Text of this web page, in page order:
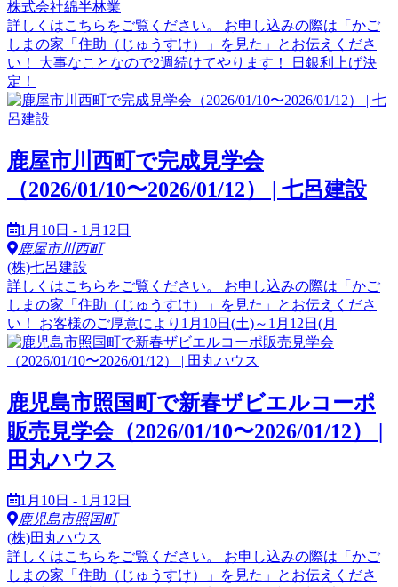
株式会社綿半林業
詳しくはこちらをご覧ください。 お申し込みの際は「かご
しまの家「住助（じゅうすけ）」を見た」とお伝えくださ
い！ 大事なことなので2週続けてやります！ 日銀利上げ決
定！
鹿屋市川西町で完成見学会
（2026/01/10〜2026/01/12） | 七呂建設
1月10日 - 1月12日
鹿屋市川西町
(株)七呂建設
詳しくはこちらをご覧ください。 お申し込みの際は「かご
しまの家「住助（じゅうすけ）」を見た」とお伝えくださ
い！ お客様のご厚意により1月10日(土)～1月12日(月
鹿児島市照国町で新春ザビエルコーポ
販売見学会（2026/01/10〜2026/01/12） |
田丸ハウス
1月10日 - 1月12日
鹿児島市照国町
(株)田丸ハウス
詳しくはこちらをご覧ください。 お申し込みの際は「かご
しまの家「住助（じゅうすけ）」を見た」とお伝えくださ